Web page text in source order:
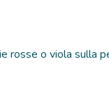
rosse o viola sulla